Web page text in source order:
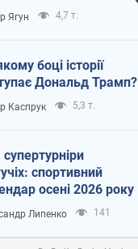
логістика
Ягун 4,7 т.
боці історії
Дональд Трамп?
Каспрук 5,3 т.
спортивний
осені 2026 року
Липенко 141